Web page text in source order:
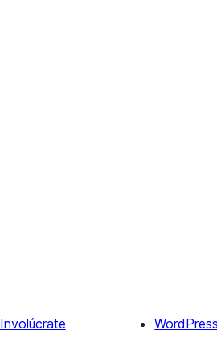
Involúcrate